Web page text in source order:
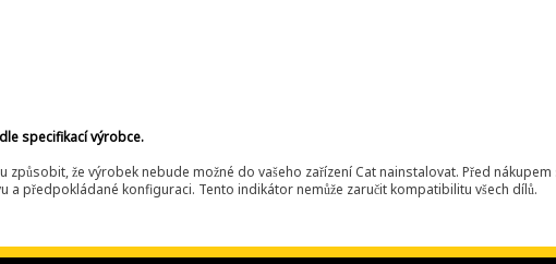
specifikací výrobce.
způsobit, že výrobek nebude možné do vašeho zařízení Cat nainstalovat. Před
a předpokládané konfiguraci. Tento indikátor nemůže zaručit kompatibilitu všech dílů.